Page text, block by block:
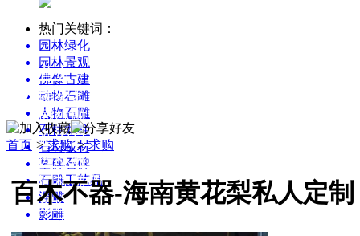
热门关键词：
园林绿化
园林景观
佛像古建
动物石雕
人物石雕
石柱龙柱
石材板材
墓碑石碑
石雕工艺品
浮雕
影雕
首页
雕塑艺术博览
园林雕塑创意设计
新农村景观雕塑集锦
园林雕塑百科
园林雕塑百科
招商加盟
关于我们
首页 > 求购 > 求购
百木不器-海南黄花梨私人定制